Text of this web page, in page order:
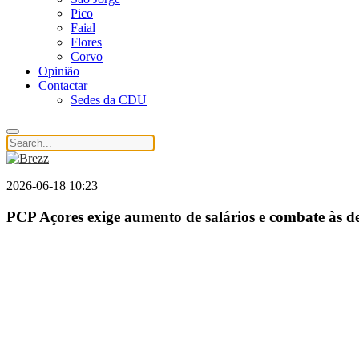
Pico
Faial
Flores
Corvo
Opinião
Contactar
Sedes da CDU
2026-06-18 10:23
PCP Açores exige aumento de salários e combate às